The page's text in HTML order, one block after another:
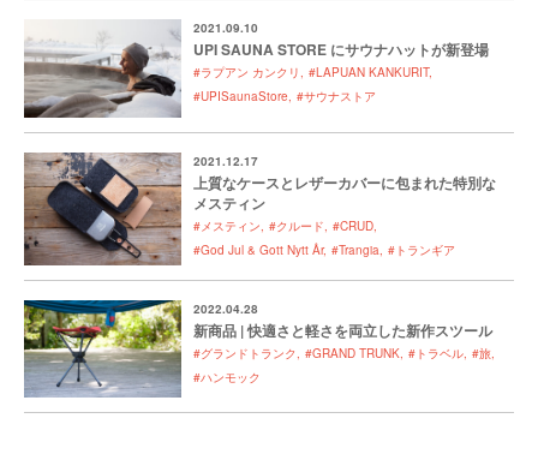
2021.09.10
UPI SAUNA STORE にサウナハットが新登場
#ラプアン カンクリ
#LAPUAN KANKURIT
#UPISaunaStore #サウナストア
2021.12.17
上質なケースとレザーカバーに包まれた特別な
メスティン
#メスティン #クルード #CRUD
#God Jul & Gott Nytt År #Trangia #トランギア
2022.04.28
新商品 | 快適さと軽さを両立した新作スツール
#グランドトランク #GRAND TRUNK #トラベル #旅
#ハンモック